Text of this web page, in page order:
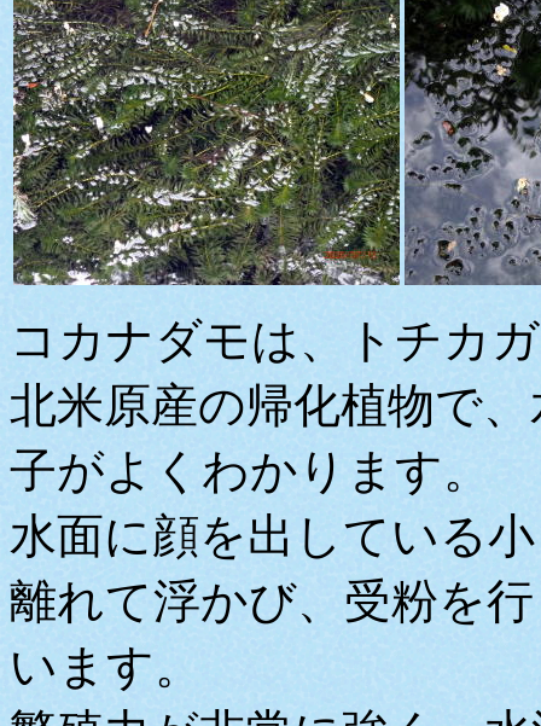
コカナダモは、トチカ
北米原産の帰化植物で
子がよくわかります。
水面に顔を出している
離れて浮かび、受粉を
います。